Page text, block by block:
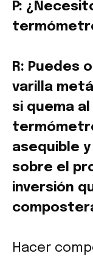
P:
R: Puedes
varilla
si quema
asequible
sobre el
inversión
Hacer